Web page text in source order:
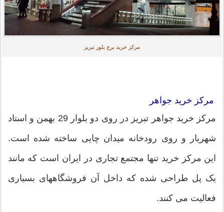
مرکز خرید برج بلور تبریز
مرکز خرید جواهر
مرکز خرید جواهر تبریز در روی دو بلوار 29 بهمن و استاد
شهریار و روی رودخانه میدان چایی ساخته شده است.
این مرکز خرید تنها مجتمع تجاری در ایران است که مانند
یک پل طراحی شده که داخل آن فروشگاههای بسیاری
فعالیت می کنند.